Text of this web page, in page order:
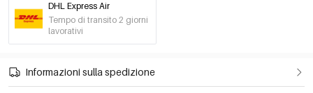
DHL Express Air
Tempo di transito 2 giorni
lavorativi
Informazioni sulla spedizione